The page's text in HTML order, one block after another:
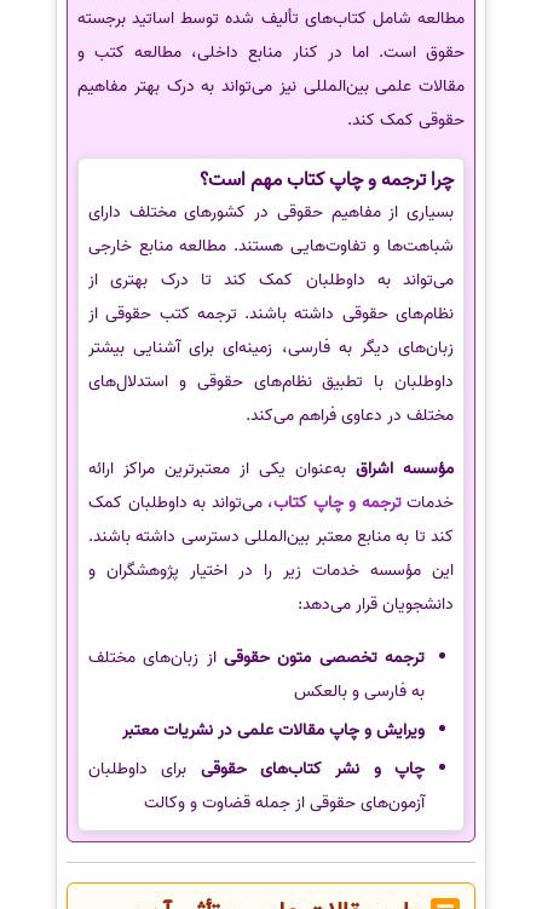
مطالعه شامل کتاب‌های تألیف شده توسط اساتید برجسته
حقوق است. اما در کنار منابع داخلی، مطالعه کتب و
مقالات علمی بین‌المللی نیز می‌تواند به درک بهتر مفاهیم
حقوقی کمک کند.
چرا ترجمه و چاپ کتاب مهم است؟
بسیاری از مفاهیم حقوقی در کشورهای مختلف دارای
شباهت‌ها و تفاوت‌هایی هستند. مطالعه منابع خارجی
می‌تواند به داوطلبان کمک کند تا درک بهتری از
نظام‌های حقوقی داشته باشند. ترجمه کتب حقوقی از
زبان‌های دیگر به فارسی، زمینه‌ای برای آشنایی بیشتر
داوطلبان با تطبیق نظام‌های حقوقی و استدلال‌های
مختلف در دعاوی فراهم می‌کند.
مؤسسه اشراق به‌عنوان یکی از معتبرترین مراکز ارائه
خدماتترجمه و چاپ کتاب، می‌تواند به داوطلبان کمک
کند تا به منابع معتبر بین‌المللی دسترسی داشته باشند.
این مؤسسه خدمات زیر را در اختیار پژوهشگران و
دانشجویان قرار می‌دهد:
ترجمه تخصصی متون حقوقی از زبان‌های مختلف
به فارسی و بالعکس
ویرایش و چاپ مقالات علمی در نشریات معتبر
چاپ و نشر کتاب‌های حقوقی برای داوطلبان
آزمون‌های حقوقی از جمله قضاوت و وکالت